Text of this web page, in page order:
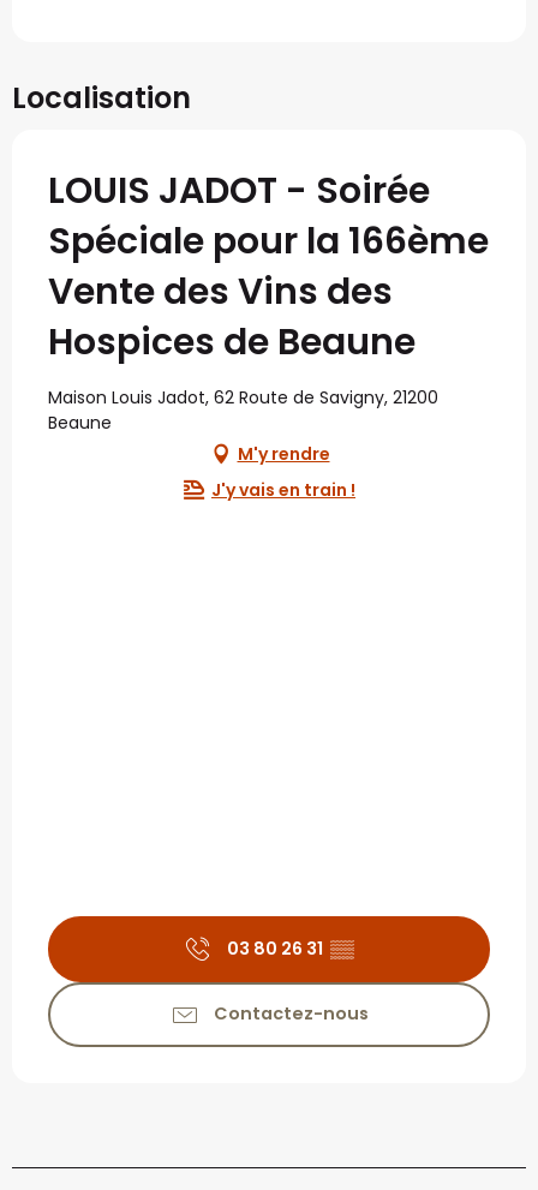
Localisation
LOUIS JADOT - Soirée
Spéciale pour la 166ème
Vente des Vins des
Hospices de Beaune
Maison Louis Jadot, 62 Route de Savigny, 21200
Beaune
M'y rendre
J'y vais en train !
03 80 26 31 ▒▒
Contactez-nous